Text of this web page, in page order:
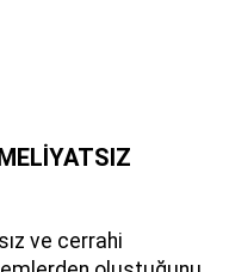
ve cerrahi